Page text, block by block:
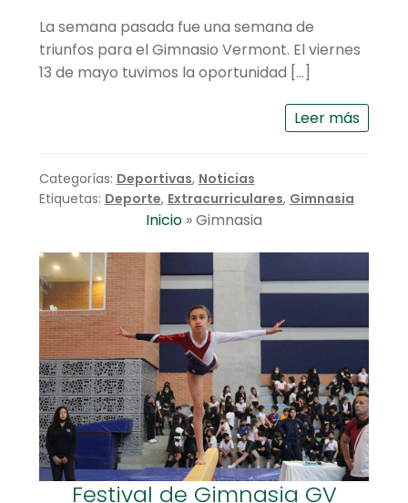
La semana pasada fue una semana de
triunfos para el Gimnasio Vermont. El viernes
13 de mayo tuvimos la oportunidad […]
Leer más
Categorías: Deportivas, Noticias
Etiquetas: Deporte, Extracurriculares, Gimnasia
Inicio »Gimnasia
Festival de Gimnasia GV